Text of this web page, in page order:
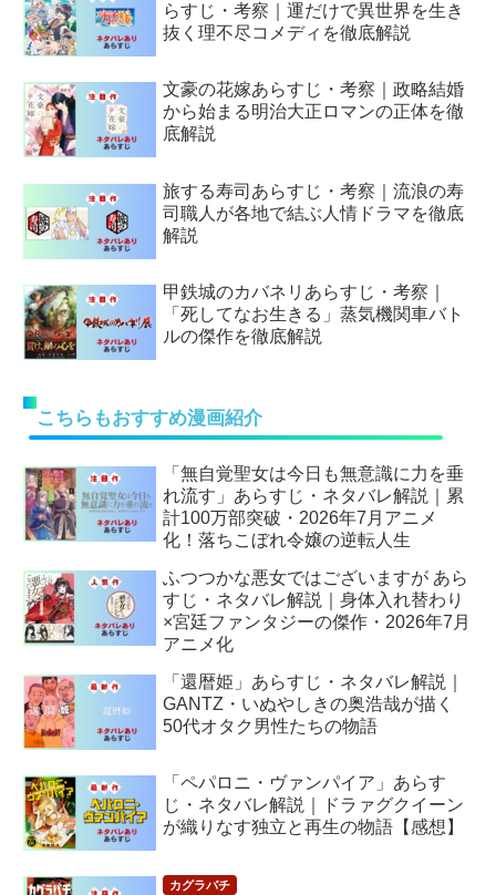
らすじ・考察｜運だけで異世界を生き
抜く理不尽コメディを徹底解説
文豪の花嫁あらすじ・考察｜政略結婚
から始まる明治大正ロマンの正体を徹
底解説
旅する寿司あらすじ・考察｜流浪の寿
司職人が各地で結ぶ人情ドラマを徹底
解説
甲鉄城のカバネリあらすじ・考察｜
「死してなお生きる」蒸気機関車バト
ルの傑作を徹底解説
こちらもおすすめ漫画紹介
「無自覚聖女は今日も無意識に力を垂
れ流す」あらすじ・ネタバレ解説｜累
計100万部突破・2026年7月アニメ
化！落ちこぼれ令嬢の逆転人生
ふつつかな悪女ではございますが あら
すじ・ネタバレ解説｜身体入れ替わり
×宮廷ファンタジーの傑作・2026年7月
アニメ化
「還暦姫」あらすじ・ネタバレ解説｜
GANTZ・いぬやしきの奥浩哉が描く
50代オタク男性たちの物語
「ペパロニ・ヴァンパイア」あらす
じ・ネタバレ解説｜ドラァグクイーン
が織りなす独立と再生の物語【感想】